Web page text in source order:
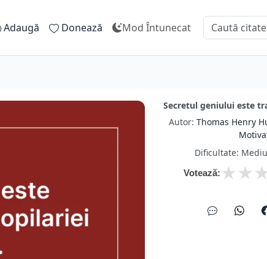
Adaugă Donează Mod Întunecat
Secretul geniului este
Autor: Thomas Henry
Dificultate:
Votează: ★
★